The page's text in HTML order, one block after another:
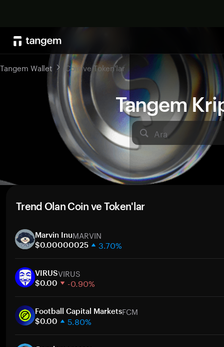
Tangem
Ara
Tangem Wallet Coin ve Token'lar
Trend Olan Coin ve Token'lar
Marvin InuMARVIN
$0.00000025 3.70%
30 gün
Piyasa değeri
VIRUSVIRUS
$0.00 -0.90%
30 gün
Piyasa değeri
Football Capital MarketsFCM
$0.00 5.80%